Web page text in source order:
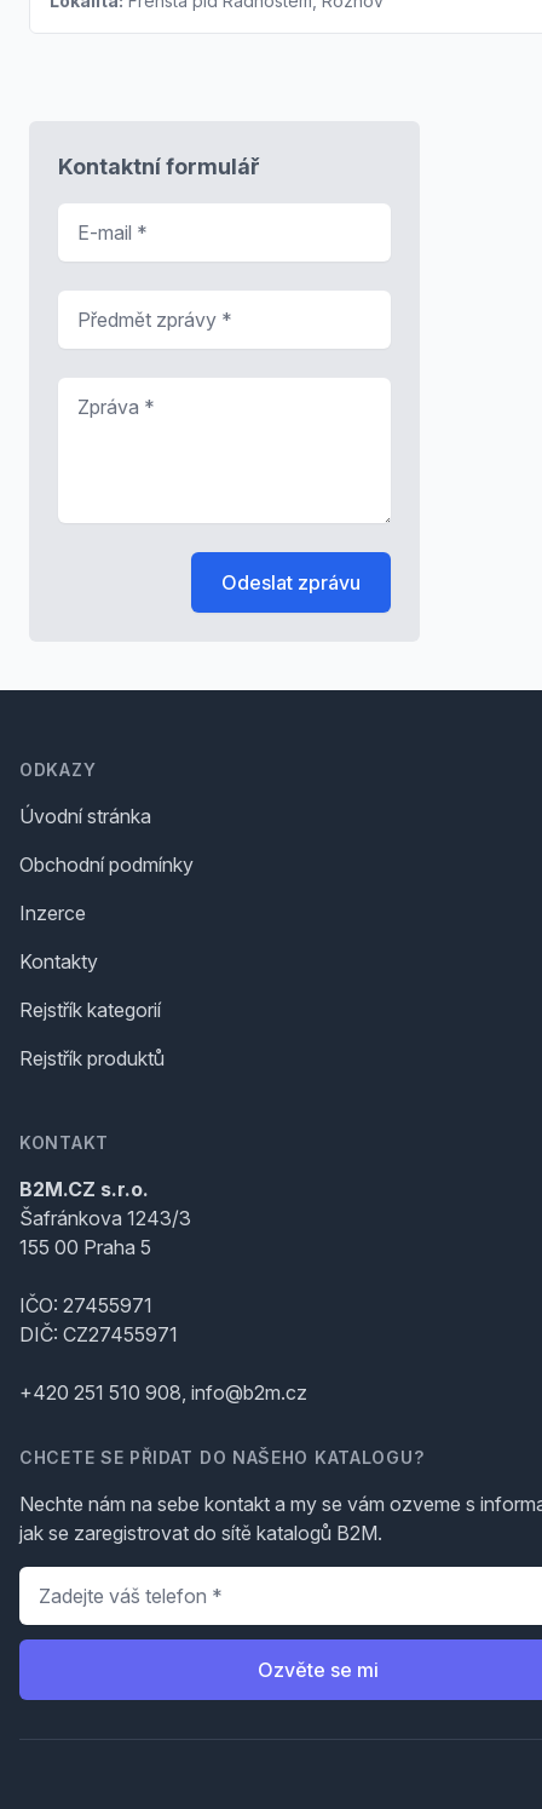
Kontaktní formulář
Odeslat zprávu
ODKAZY
Úvodní stránka
Obchodní podmínky
Inzerce
Kontakty
Rejstřík kategorií
Rejstřík produktů
KONTAKT
B2M.CZ s.r.o.
Šafránkova 1243/3
155 00 Praha 5
IČO: 27455971
DIČ: CZ27455971
+420 251 510 908, info@b2m.cz
CHCETE SE PŘIDAT DO NAŠEHO KATALOGU?
Nechte nám na sebe kontakt a my se vám ozveme s
jak se zaregistrovat do sítě katalogů B2M.
Telefon
Ozvěte se mi